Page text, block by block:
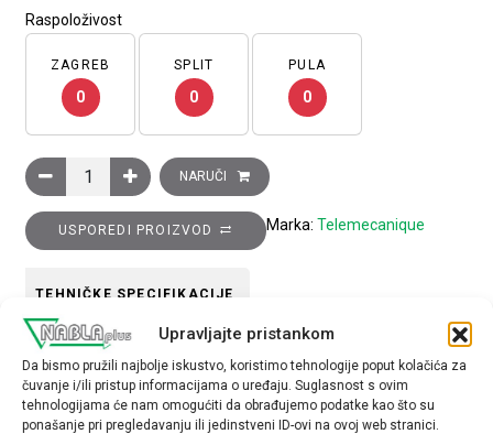
Upravljajte pristankom
Da bismo pružili najbolje iskustvo, koristimo tehnologije poput kolačića za
čuvanje i/ili pristup informacijama o uređaju. Suglasnost s ovim
tehnologijama će nam omogućiti da obrađujemo podatke kao što su
ponašanje pri pregledavanju ili jedinstveni ID-ovi na ovoj web stranici.
Raspoloživost
ZAGREB
0
SPLIT
0
PULA
0
Poluga krajnjeg prekidača ZCKY, 125 mm količina
NARUČI
USPOREDI PROIZVOD Marka: Telemecanique
TEHNIČKE SPECIFIKACIJE